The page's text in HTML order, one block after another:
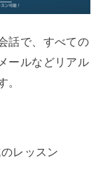
話で、すべての
ールなどリアル
。
レッスン